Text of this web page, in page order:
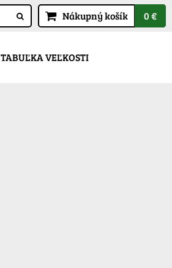
Nákupný košík 0 €
TABUĽKA VEĽKOSTI